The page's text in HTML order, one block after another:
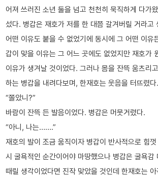
어져 쓰러진 소년 둘을 넘고 천천히 묵직하게 다가
섰다. 병갑은 재호가 저를 한 대쯤 갈겨버릴 거라고
어떤 이유도 붙을 수 없었기에 동시에 그 어떤 이유
갑이 맞을 이유는 그 어느 곳에도 없었지만 재호가
이유가 생겨날 것이었다. 그러나 몸을 잔뜩 움츠리
하는 병갑을 내려다보며, 한재호는 웃음을 터뜨렸다.
“쫄았니?”
바람이 잔뜩 든 발음이었다. 병갑은 머뭇거렸다.
“아니, 나는…….”
재호의 발이 조금 움직이자 병갑이 반사적으로 힘
시 굴욕적인 순간이어야 마땅했으나 병갑은 굴욕감
때릴 생각이었다면 진작 맞았을 것인데 한재호는